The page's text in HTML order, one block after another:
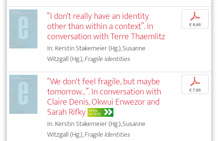
“I don’t really have an identity
other than within a context”. In
conversation with Terre Thaemlitz
In: Kerstin Stakemeier (Hg.), Susanne
Witzgall (Hg.),Fragile Identities
p
€ 9,95
“We don't feel fragile, but maybe
tomorrow...”. In conversation with
Claire Denis, Okwui Enwezor and
Sarah Rifky OPEN
ACCESS
In: Kerstin Stakemeier (Hg.), Susanne
Witzgall (Hg.),Fragile Identities
p
€ 7,95